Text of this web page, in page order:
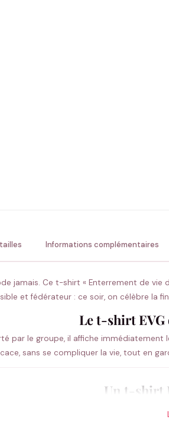
Informations complémentaires
jamais. Ce t-shirt « Enterrement de
et fédérateur : ce soir, on célèbre la
Le t-shirt
par le groupe, il affiche
sans se compliquer la vie, tout en
Un t-shirt
la date de l’événement et son